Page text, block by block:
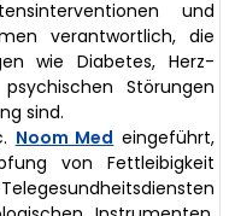
und
verantwortlich, die
wie Diabetes, Herz-
Störungen
sind.
Noom Med eingeführt,
von Fettleibigkeit